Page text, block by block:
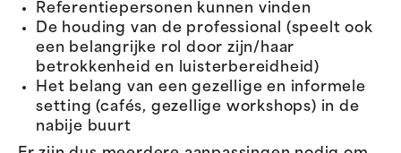
Referentiepersonen kunnen vinden
De houding van de professional (speelt ook
een belangrijke rol door zijn/haar
betrokkenheid en luisterbereidheid)
Het belang van een gezellige en informele
setting (cafés, gezellige workshops) in de
nabije buurt